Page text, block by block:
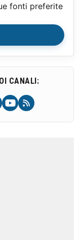
fonti preferite
CANALI: